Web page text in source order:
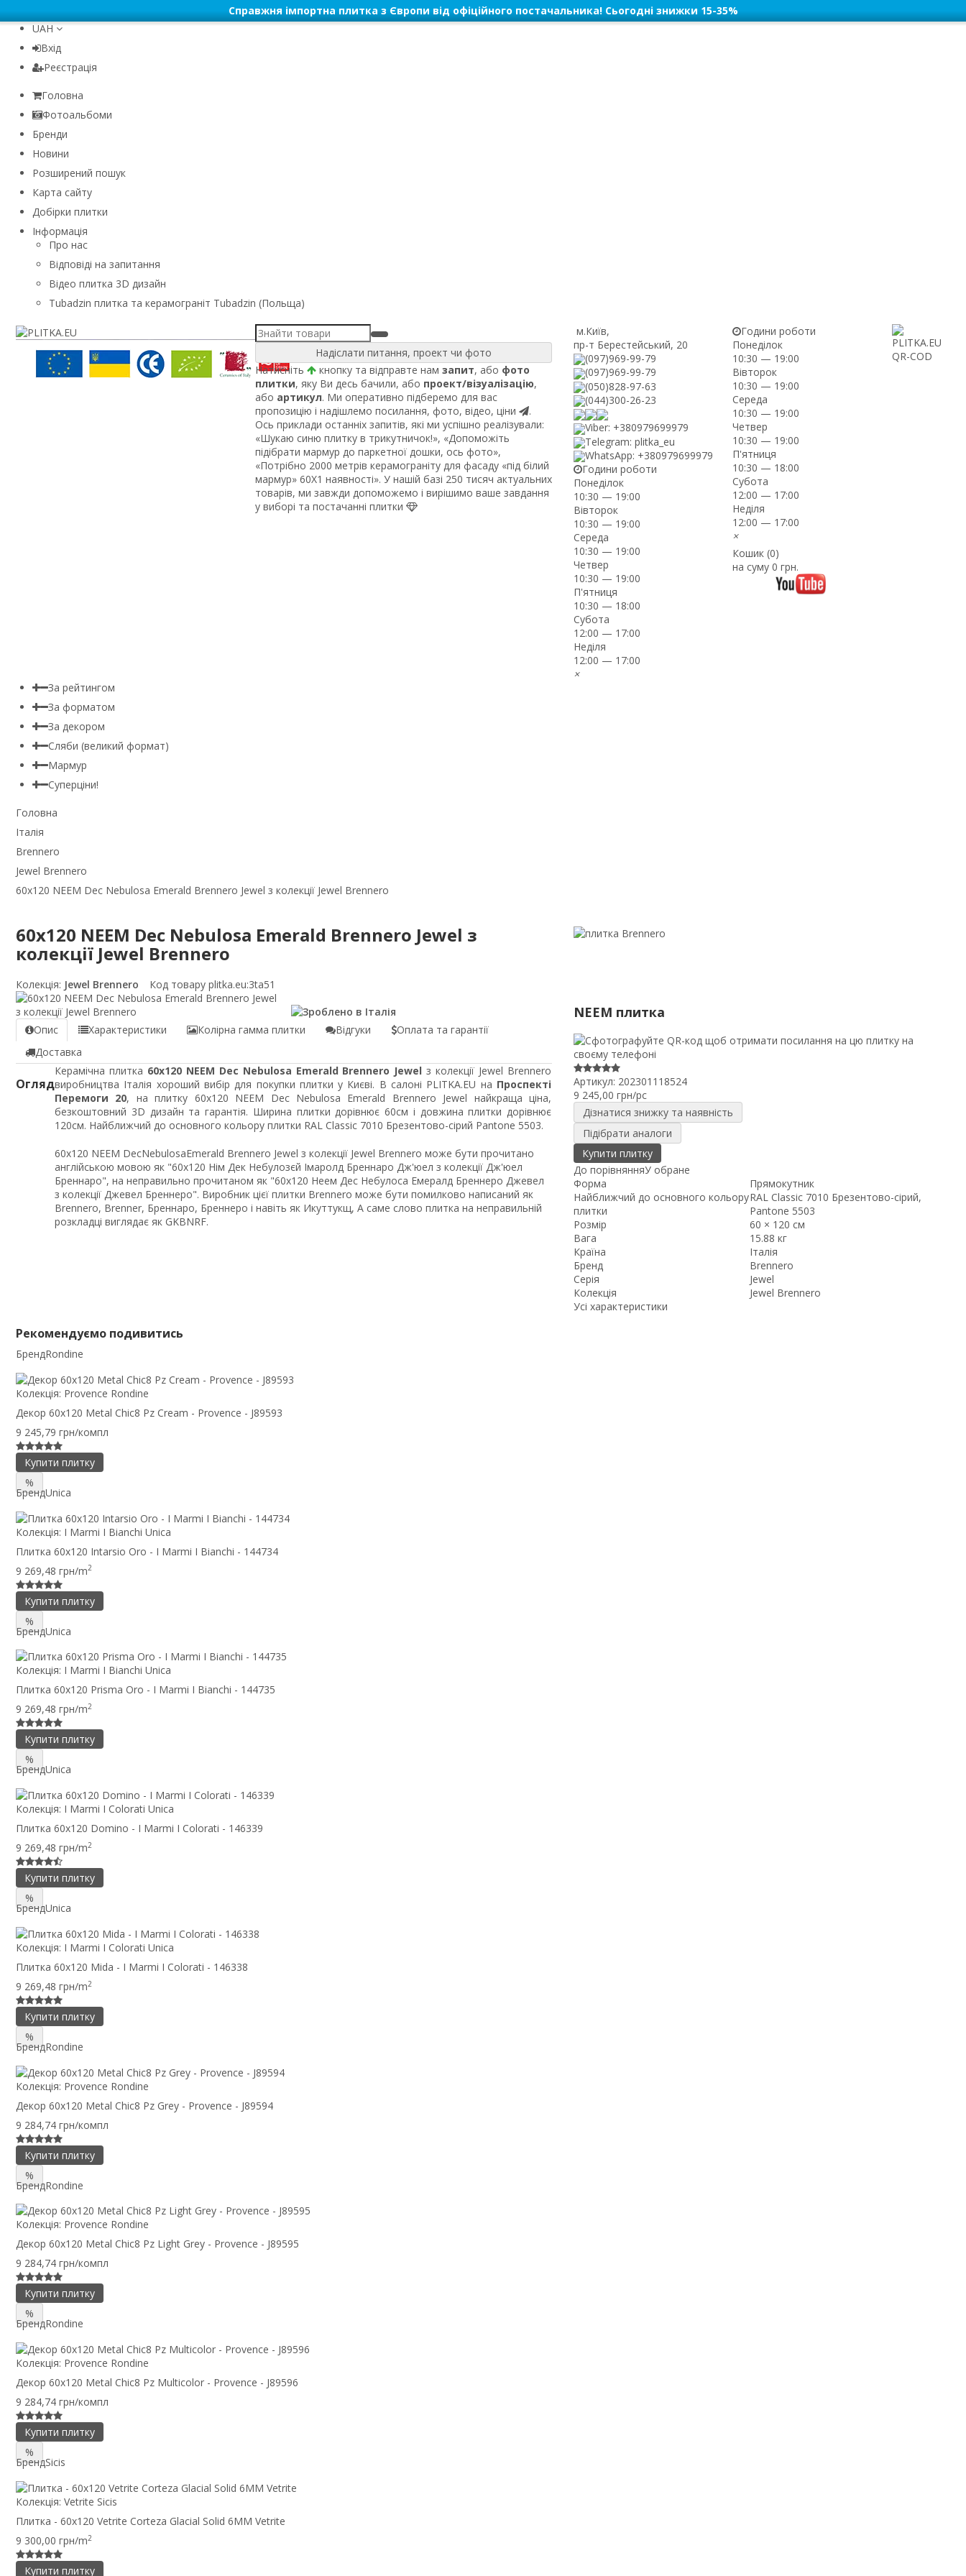
Справжня імпортна плитка з Європи від офіційного постачальника! Сьогодні знижки 15-35%
UAH
Вхід
Реєстрація
Головна
Фотоальбоми
Бренди
Новини
Розширений пошук
Карта сайту
Добірки плитки
Інформація
Про нас
Відповіді на запитання
Відео плитка 3D дизайн
Tubadzin плитка та керамограніт Tubadzin (Польща)
Надіслати питання, проект чи фото
Натисніть
кнопку та відправте нам запит, або фото
плитки, яку Ви десь бачили, або проект/візуалізацію,
або артикул. Ми оперативно підберемо для вас
пропозицію і надішлемо посилання, фото, відео, ціни
.
Ось приклади останніх запитів, які ми успішно реалізували:
«Шукаю синю плитку в трикутничок!», «Допоможіть
підібрати мармур до паркетної дошки, ось фото»,
«Потрібно 2000 метрів керамограніту для фасаду «під білий
мармур» 60Х1 наявності». У нашій базі 250 тисяч актуальних
товарів, ми завжди допоможемо і вирішимо ваше завдання
у виборі та постачанні плитки
м.Київ,
пр-т Берестейський, 20
(097)969-99-79
(097)969-99-79
(050)828-97-63
(044)300-26-23
Viber: +380979699979
Telegram: plitka_eu
WhatsApp: +380979699979
Години роботи
Понеділок
10:30 — 19:00
Вівторок
10:30 — 19:00
Середа
10:30 — 19:00
Четвер
10:30 — 19:00
П'ятниця
10:30 — 18:00
Субота
12:00 — 17:00
Неділя
12:00 — 17:00
×
Години роботи
Понеділок
10:30 — 19:00
Вівторок
10:30 — 19:00
Середа
10:30 — 19:00
Четвер
10:30 — 19:00
П'ятниця
10:30 — 18:00
Субота
12:00 — 17:00
Неділя
12:00 — 17:00
×
Кошик (0)
на суму0 грн.
За рейтингом
За форматом
За декором
Сляби (великий формат)
Мармур
Суперціни!
Головна
Італія
Brennero
Jewel Brennero
60x120 NEEM Dec Nebulosa Emerald Brennero Jewel з колекції Jewel Brennero
60x120 NEEM Dec Nebulosa Emerald Brennero Jewel з
колекції Jewel Brennero
Колекція: Jewel Brennero Код товару plitka.eu:3ta51
Опис Характеристики Колірна гамма плитки Відгуки
Оплата та гарантії
Доставка
Огляд
Керамічна плитка 60x120 NEEM Dec Nebulosa Emerald Brennero Jewel з колекції Jewel Brennero
виробництва Італія хороший вибір для покупки плитки у Києві. В салоні PLITKA.EU на Проспекті
Перемоги 20, на плитку 60x120 NEEM Dec Nebulosa Emerald Brennero Jewel найкраща ціна,
безкоштовний 3D дизайн та гарантія. Ширина плитки дорівнює 60см і довжина плитки дорівнює
120см. Найближчий до основного кольору плитки RAL Classic 7010 Брезентово-сірий Pantone 5503.
60x120 NEEM DecNebulosaEmerald Brennero Jewel з колекції Jewel Brennero може бути прочитано
англійською мовою як "60x120 Нім Дек Небулозєй Імаролд Бреннаро Дж'юел з колекції Дж'юел
Бреннаро", на неправильно прочитаном як "60x120 Неем Дес Небулоса Емералд Бреннеро Джевел
з колекції Джевел Бреннеро". Виробник цієї плитки Brennero може бути помилково написаний як
Brennero, Brenner, Бреннаро, Бреннеро і навіть як Икуттукщ, А саме слово плитка на неправильній
розкладці виглядає як GKBNRF.
NEEM плитка
Артикул: 202301118524
9 245,00 грн/pc
Дізнатися знижку та наявність
Підібрати аналоги
Купити плитку
До порівнянняУ обране
Форма
Прямокутник
Найближчий до основного кольору
плитки
RAL Classic 7010 Брезентово-сірий,
Pantone 5503
Розмір
60 × 120 см
Вага
15.88 кг
Країна
Італія
Бренд
Brennero
Серія
Jewel
Колекція
Jewel Brennero
Усі характеристики
Рекомендуємо подивитись
БрендRondine
Колекція: Provence Rondine
Декор 60x120 Metal Chic8 Pz Cream - Provence - J89593
9 245,79 грн/компл
Купити плитку
%
БрендUnica
Колекція: I Marmi I Bianchi Unica
Плитка 60x120 Intarsio Oro - I Marmi I Bianchi - 144734
9 269,48 грн/m2
Купити плитку
%
БрендUnica
Колекція: I Marmi I Bianchi Unica
Плитка 60x120 Prisma Oro - I Marmi I Bianchi - 144735
9 269,48 грн/m2
Купити плитку
%
БрендUnica
Колекція: I Marmi I Colorati Unica
Плитка 60x120 Domino - I Marmi I Colorati - 146339
9 269,48 грн/m2
Купити плитку
%
БрендUnica
Колекція: I Marmi I Colorati Unica
Плитка 60x120 Mida - I Marmi I Colorati - 146338
9 269,48 грн/m2
Купити плитку
%
БрендRondine
Колекція: Provence Rondine
Декор 60x120 Metal Chic8 Pz Grey - Provence - J89594
9 284,74 грн/компл
Купити плитку
%
БрендRondine
Колекція: Provence Rondine
Декор 60x120 Metal Chic8 Pz Light Grey - Provence - J89595
9 284,74 грн/компл
Купити плитку
%
БрендRondine
Колекція: Provence Rondine
Декор 60x120 Metal Chic8 Pz Multicolor - Provence - J89596
9 284,74 грн/компл
Купити плитку
%
БрендSicis
Колекція: Vetrite Sicis
Плитка - 60x120 Vetrite Corteza Glacial Solid 6MM Vetrite
9 300,00 грн/m2
Купити плитку